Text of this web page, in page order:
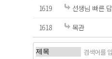
1619
선생님 빠른
1618
목관